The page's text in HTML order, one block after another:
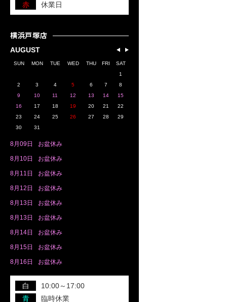
赤
休業日
横浜戸塚店
AUGUST
SUN MON TUE WED THU FRI
SAT
1
2
3 4 5 6 7
8
9
10 11 12 13 14
15
16
17 18 19 20 21
22
23
24 25 26 27 28
29
30
31
8月 09日 お盆休み
8月 10日 お盆休み
8月 11日 お盆休み
8月 12日 お盆休み
8月 13日 お盆休み
8月 13日 お盆休み
8月 14日 お盆休み
8月 15日 お盆休み
8月 16日 お盆休み
白
10:00～17:00
青
臨時休業